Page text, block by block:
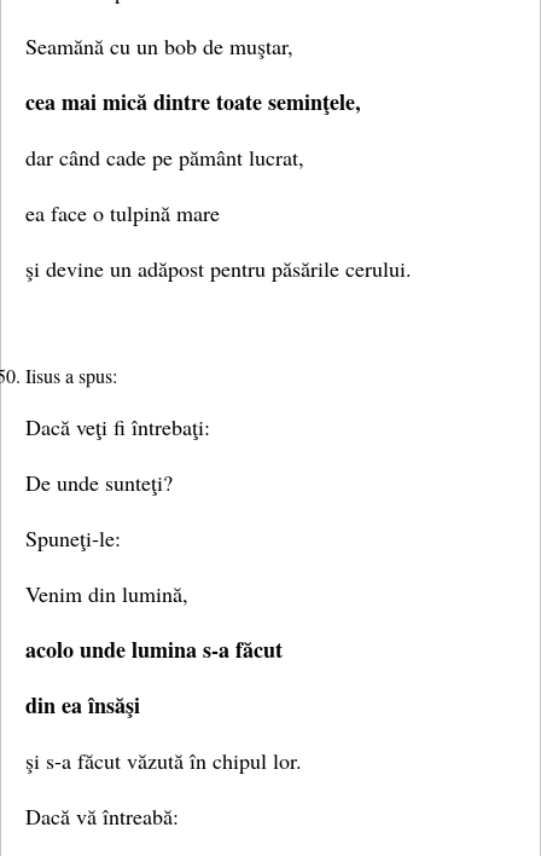
Seamănă cu un bob de muştar,
cea mai mică dintre toate seminţele,
dar când cade pe pământ lucrat,
ea face o tulpină mare
şi devine un adăpost pentru păsările cerului.
Iisus a spus:
Dacă veţi fi întrebaţi:
De unde sunteţi?
Spuneţi-le:
Venim din lumină,
acolo unde lumina s-a făcut
din ea însăşi
şi s-a făcut văzută în chipul lor.
Dacă vă întreabă: